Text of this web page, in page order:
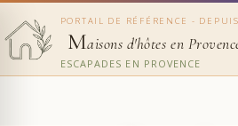
PORTAIL DE RÉFÉRENCE -
Maisons d'hôtes en
ESCAPADES EN PROVENCE